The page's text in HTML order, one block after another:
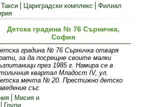
Такси Цариградски комплекс
Филиал
Детска градина № 76 Сърничка,
София
градина № 76 Сърничка отваря
за да посрещне своите малки
през 1985 г. Намира се в
квартал Младост IV, ул.
мечта № 20. Престижно детско
със
Мисия и
Групи